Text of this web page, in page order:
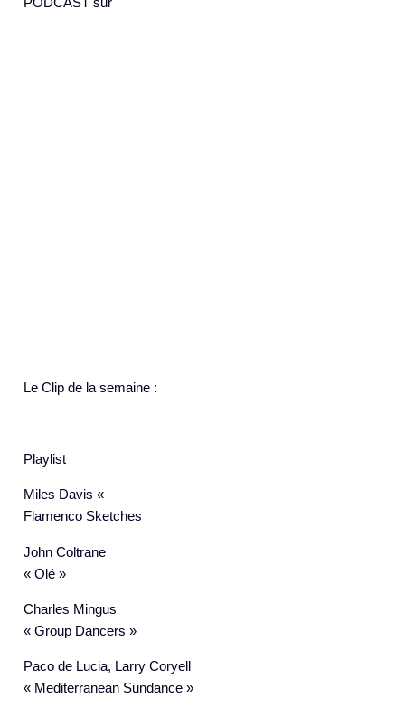
Le Clip de la semaine :
Playlist
Miles Davis «
Flamenco Sketches
John Coltrane
« Olé »
Charles Mingus
« Group Dancers »
Paco de Lucia, Larry Coryell
« Mediterranean Sundance »